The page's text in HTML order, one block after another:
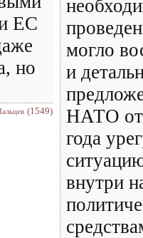
ЕС
но
(1549)
могло
и
НАТО от
года
внутри